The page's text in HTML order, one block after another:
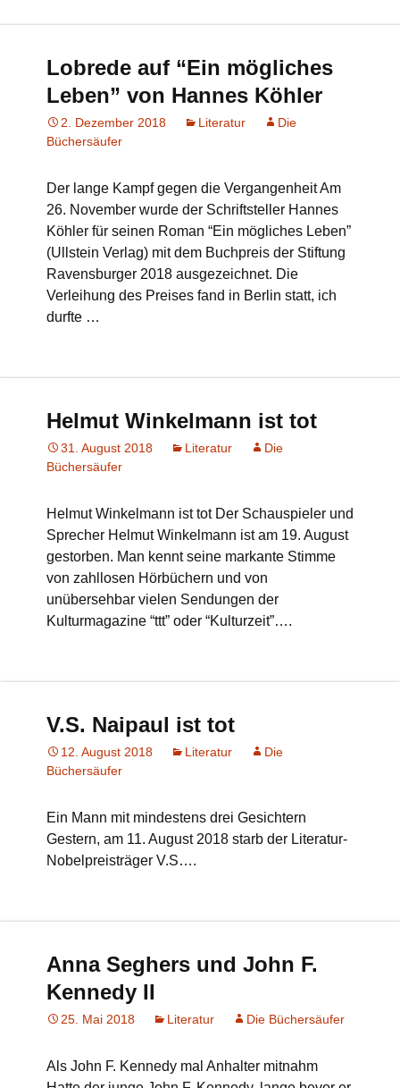
Lobrede auf “Ein mögliches
Leben” von Hannes Köhler
2. Dezember 2018 Literatur
Die
Büchersäufer
Der lange Kampf gegen die Vergangenheit Am
26. November wurde der Schriftsteller Hannes
Köhler für seinen Roman “Ein mögliches Leben”
(Ullstein Verlag) mit dem Buchpreis der Stiftung
Ravensburger 2018 ausgezeichnet. Die
Verleihung des Preises fand in Berlin statt, ich
durfte …
Helmut Winkelmann ist tot
31. August 2018 Literatur
Die
Büchersäufer
Helmut Winkelmann ist tot Der Schauspieler und
Sprecher Helmut Winkelmann ist am 19. August
gestorben. Man kennt seine markante Stimme
von zahllosen Hörbüchern und von
unübersehbar vielen Sendungen der
Kulturmagazine “ttt” oder “Kulturzeit”….
V.S. Naipaul ist tot
12. August 2018 Literatur
Die
Büchersäufer
Ein Mann mit mindestens drei Gesichtern
Gestern, am 11. August 2018 starb der Literatur-
Nobelpreisträger V.S….
Anna Seghers und John F.
Kennedy II
25. Mai 2018 Literatur Die Büchersäufer
Als John F. Kennedy mal Anhalter mitnahm